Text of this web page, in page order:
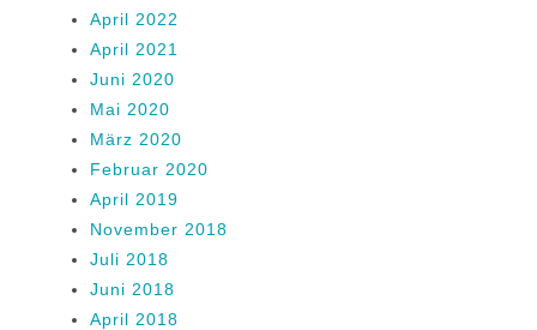
April 2022
April 2021
Juni 2020
Mai 2020
März 2020
Februar 2020
April 2019
November 2018
Juli 2018
Juni 2018
April 2018